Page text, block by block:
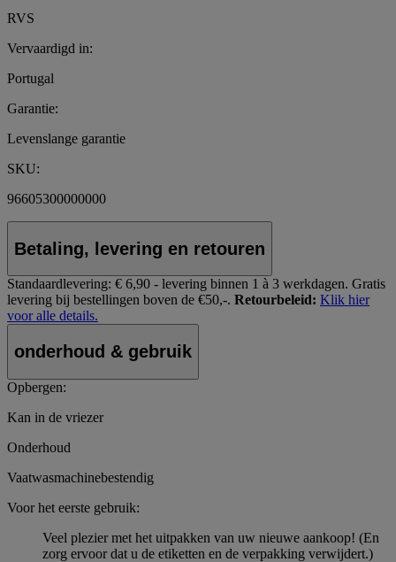
RVS
Vervaardigd in:
Portugal
Garantie:
Levenslange garantie
SKU:
96605300000000
Betaling, levering en retouren
Standaardlevering: € 6,90 - levering binnen 1 à 3 werkdagen. Gratis
levering bij bestellingen boven de €50,-. Retourbeleid: Klik hier
voor alle details.
onderhoud & gebruik
Opbergen:
Kan in de vriezer
Onderhoud
Vaatwasmachinebestendig
Voor het eerste gebruik:
Veel plezier met het uitpakken van uw nieuwe aankoop! (En
zorg ervoor dat u de etiketten en de verpakking verwijdert.)